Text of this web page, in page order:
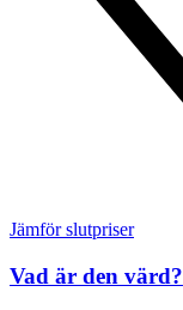
Jämför slutpriser
Vad är den värd?